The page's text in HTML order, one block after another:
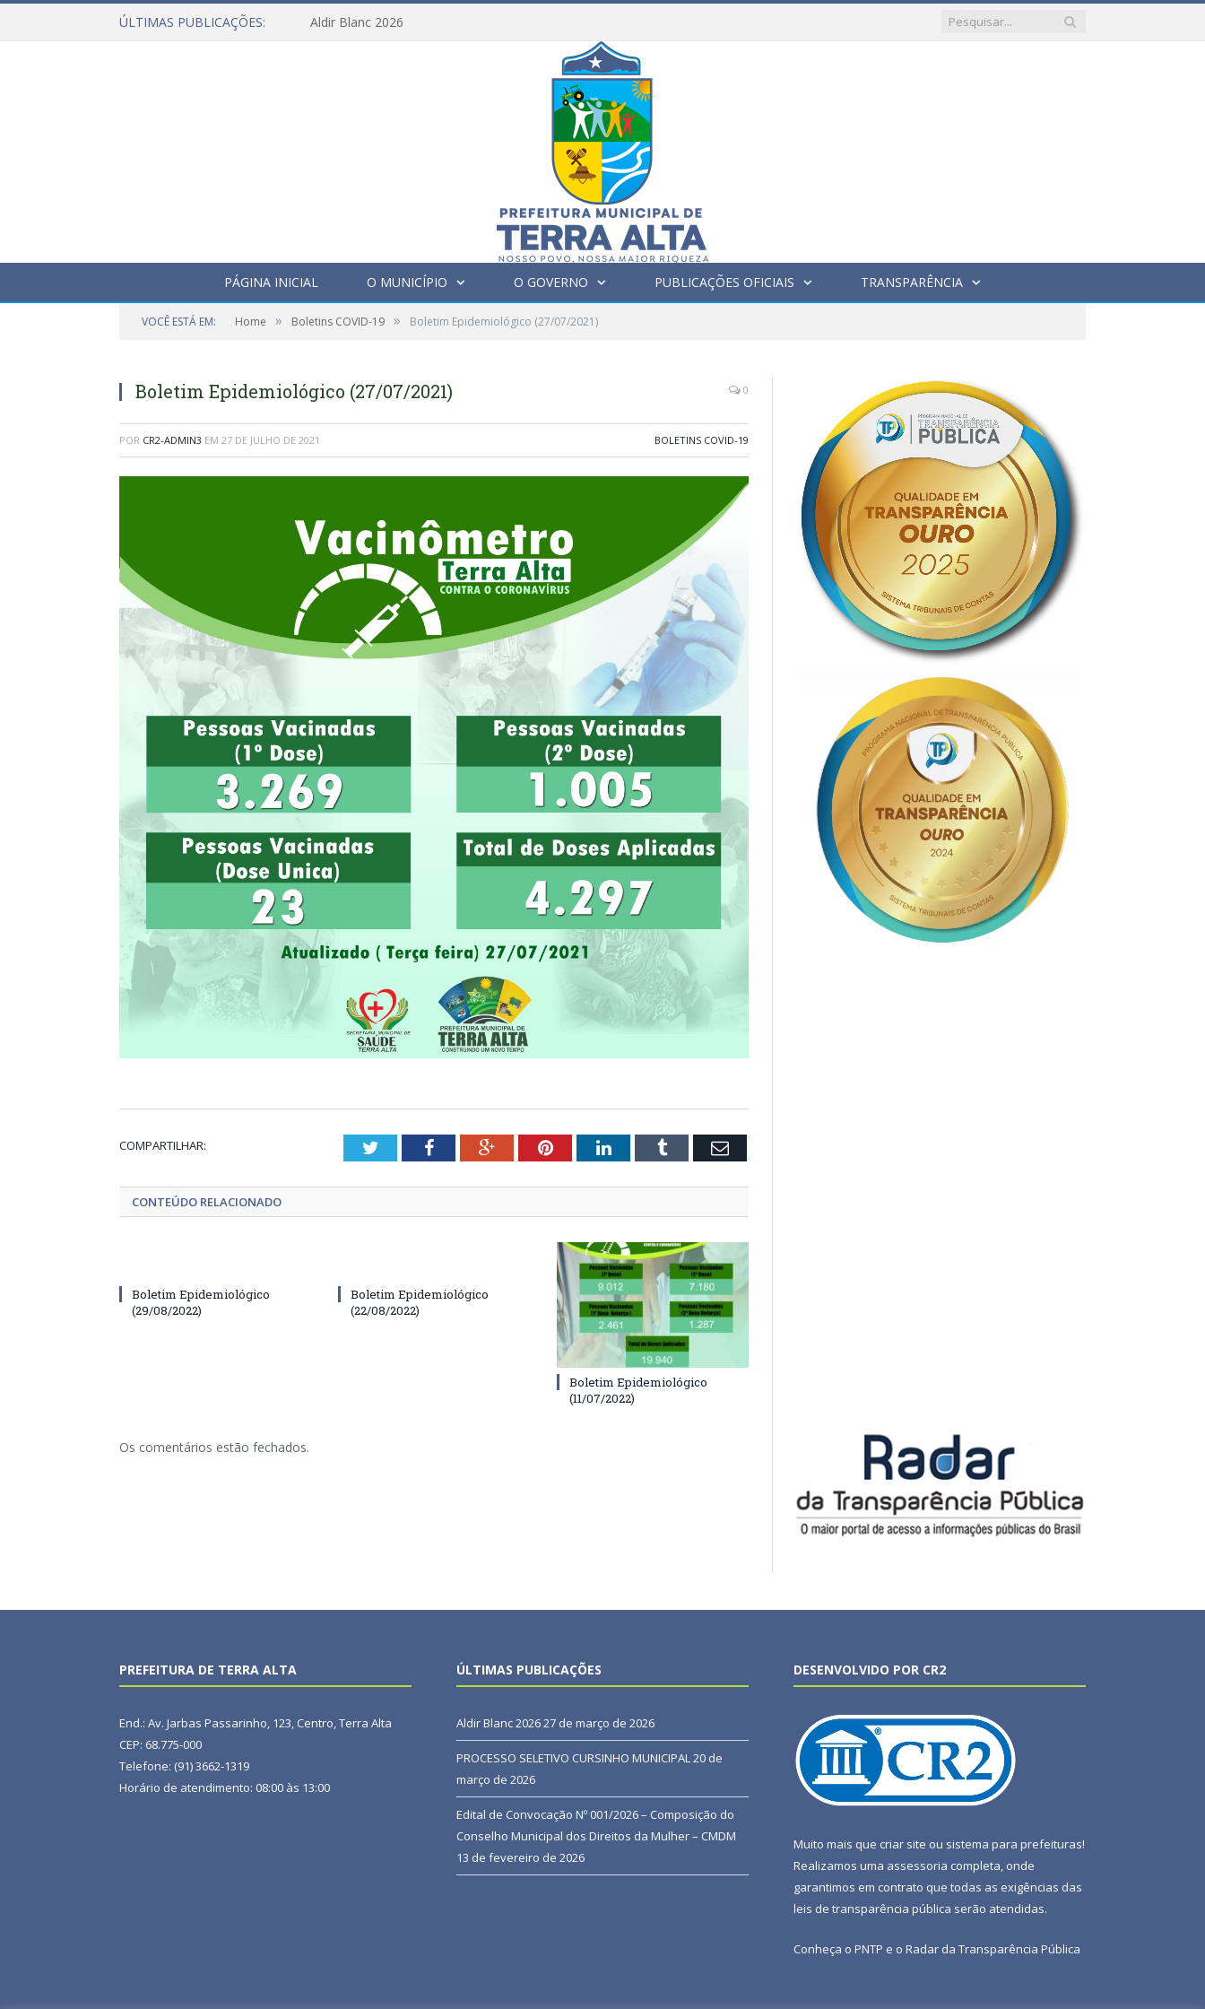
ÚLTIMAS PUBLICAÇÕES: Aldir Blanc 2026
PÁGINA INICIAL O MUNICÍPIO O GOVERNO PUBLICAÇÕES OFICIAIS TRANSPARÊNCIA
VOCÊ ESTÁ EM: Home » Boletins COVID-19 » Boletim Epidemiológico (27/07/2021)
Boletim Epidemiológico (27/07/2021) 0
POR CR2-ADMIN3 EM 27 DE JULHO DE 2021 BOLETINS COVID-19
COMPARTILHAR: TwitterFacebookGoogle+PinterestLinkedInTumblr Email
CONTEÚDO RELACIONADO
Boletim Epidemiológico
(29/08/2022)
Boletim Epidemiológico
(22/08/2022)
Boletim Epidemiológico
(11/07/2022)
Os comentários estão fechados.
PREFEITURA DE TERRA ALTA
End.: Av. Jarbas Passarinho, 123, Centro, Terra Alta
CEP: 68.775-000
Telefone: (91) 3662-1319
Horário de atendimento: 08:00 às 13:00
ÚLTIMAS PUBLICAÇÕES
Aldir Blanc 202627 de março de 2026
PROCESSO SELETIVO CURSINHO MUNICIPAL20 de
março de 2026
Edital de Convocação Nº 001/2026 – Composição do
Conselho Municipal dos Direitos da Mulher – CMDM
13 de fevereiro de 2026
DESENVOLVIDO POR CR2
Muito mais que criar site ou sistema para prefeituras!
Realizamos uma assessoria completa, onde
garantimos em contrato que todas as exigências das
leis de transparência pública serão atendidas.
Conheça o PNTP e o Radar da Transparência Pública